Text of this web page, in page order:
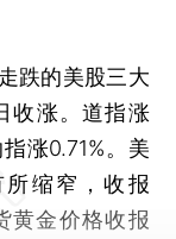
跌的美股三大
收涨。道指涨
涨0.71%。美
缩窄，收报
黄金价格收报